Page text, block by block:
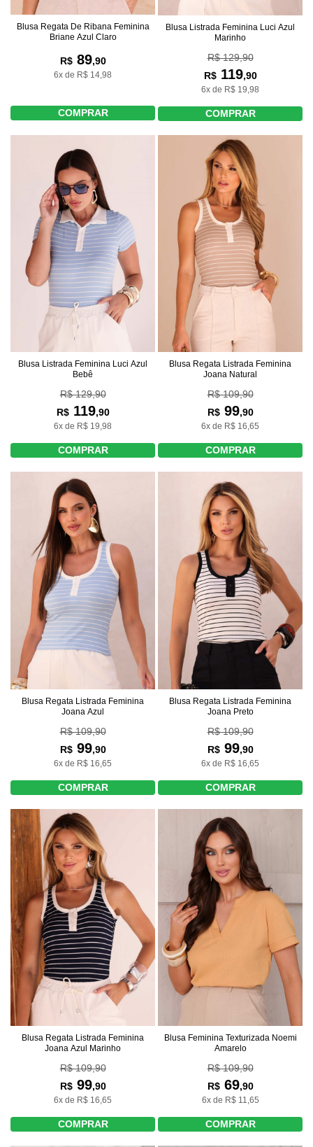
Blusa Regata De Ribana Feminina
Briane Azul Claro
R$89,90
6x de R$ 14,98
COMPRAR
Blusa Listrada Feminina Luci Azul
Marinho
R$ 129,90
R$119,90
6x de R$ 19,98
COMPRAR
Blusa Listrada Feminina Luci Azul
Bebê
R$ 129,90
R$119,90
6x de R$ 19,98
COMPRAR
Blusa Regata Listrada Feminina
Joana Natural
R$ 109,90
R$99,90
6x de R$ 16,65
COMPRAR
Blusa Regata Listrada Feminina
Joana Azul
R$ 109,90
R$99,90
6x de R$ 16,65
COMPRAR
Blusa Regata Listrada Feminina
Joana Preto
R$ 109,90
R$99,90
6x de R$ 16,65
COMPRAR
Blusa Regata Listrada Feminina
Joana Azul Marinho
R$ 109,90
R$99,90
6x de R$ 16,65
COMPRAR
Blusa Feminina Texturizada Noemi
Amarelo
R$ 109,90
R$69,90
6x de R$ 11,65
COMPRAR